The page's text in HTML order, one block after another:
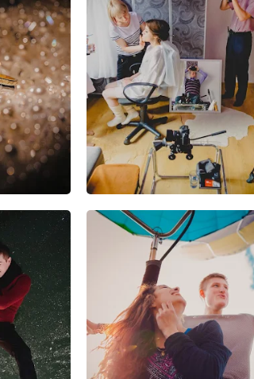
3 3 2 2
1 11 3